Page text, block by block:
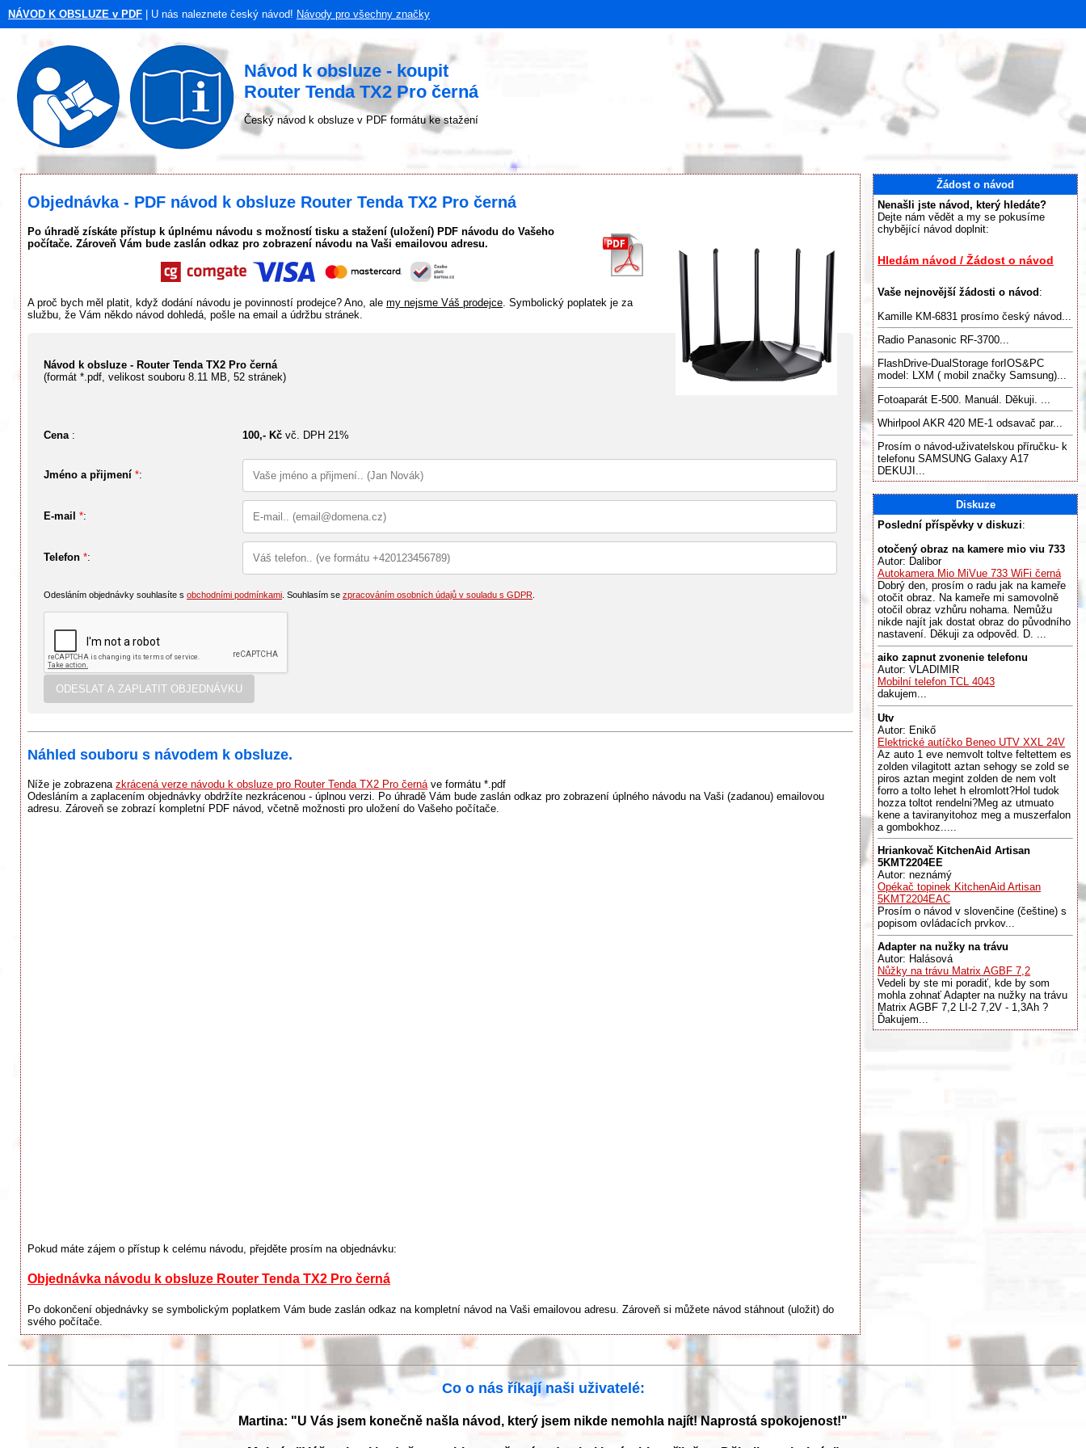
NÁVOD K OBSLUZE v PDF | U nás naleznete český návod! Návody pro všechny značky
Návod k obsluze - koupit
Router Tenda TX2 Pro černá
Český návod k obsluze v PDF formátu ke stažení
Objednávka - PDF návod k obsluze Router Tenda TX2 Pro černá
Po úhradě získáte přístup k úplnému návodu s možností tisku a stažení (uložení) PDF návodu do Vašeho
počítače. Zároveň Vám bude zaslán odkaz pro zobrazení návodu na Vaši emailovou adresu.
A proč bych měl platit, když dodání návodu je povinností prodejce? Ano, ale my nejsme Váš prodejce . Symbolický poplatek je za
službu, že Vám někdo návod dohledá, pošle na email a údržbu stránek.
Návod k obsluze - Router Tenda TX2 Pro černá
(formát *.pdf, velikost souboru 8.11 MB , 52 stránek)
Cena : 100,- Kčvč. DPH 21%
Jméno a přijmení *:
E-mail *:
Telefon *:
Odesláním objednávky souhlasíte s obchodními podmínkami . Souhlasím se zpracováním osobních údajů v souladu s GDPR
Náhled souboru s návodem k obsluze.
Níže je zobrazena zkrácená verze návodu k obsluze pro Router Tenda TX2 Pro černá ve formátu *.pdf
Odesláním a zaplacením objednávky obdržíte nezkrácenou - úplnou verzi. Po úhradě Vám bude zaslán odkaz pro zobrazení úplného návodu na Vaši (zadanou) emailovou
adresu. Zároveň se zobrazí kompletní PDF návod, včetně možnosti pro uložení do Vašeho počítače.
Pokud máte zájem o přístup k celému návodu, přejděte prosím na objednávku:
Objednávka návodu k obsluze Router Tenda TX2 Pro černá
Po dokončení objednávky se symbolickým poplatkem Vám bude zaslán odkaz na kompletní návod na Vaši emailovou adresu. Zároveň si můžete návod stáhnout (uložit) do
svého počítače.
Žádost o návod
Nenašli jste návod, který hledáte?
Dejte nám vědět a my se pokusíme
chybějící návod doplnit:
Hledám návod / Žádost o návod
Vaše nejnovější žádosti o návod :
Kamille KM-6831 prosímo český návod...
Radio Panasonic RF-3700...
FlashDrive-DualStorage forIOS&PC
model: LXM ( mobil značky Samsung)...
Fotoaparát E-500. Manuál. Děkuji. ...
Whirlpool AKR 420 ME-1 odsavač par...
Prosím o návod-uživatelskou příručku- k
telefonu SAMSUNG Galaxy A17
DEKUJI...
Diskuze
Poslední příspěvky v diskuzi:
otočený obraz na kamere mio viu 733
Autor: Dalibor
Autokamera Mio MiVue 733 WiFi černá
Dobrý den, prosím o radu jak na kameře
otočit obraz. Na kameře mi samovolně
otočil obraz vzhůru nohama. Nemůžu
nikde najít jak dostat obraz do původního
nastavení. Děkuji za odpověd. D. ...
aiko zapnut zvonenie telefonu
Autor: VLADIMIR
Mobilní telefon TCL 4043
dakujem...
Utv
Autor: Enikő
Elektrické autíčko Beneo UTV XXL 24V
Az auto 1 eve nemvolt toltve feltettem es
zolden vilagitott aztan sehogy se zold se
piros aztan megint zolden de nem volt
forro a tolto lehet h elromlott?Hol tudok
hozza toltot rendelni?Meg az utmuato
kene a taviranyitohoz meg a muszerfalon
a gombokhoz.....
Hriankovač KitchenAid Artisan
5KMT2204EE
Autor: neznámý
Opékač topinek KitchenAid Artisan
5KMT2204EAC
Prosím o návod v slovenčine (češtine) s
popisom ovládacích prvkov...
Adapter na nužky na trávu
Autor: Halásová
Nůžky na trávu Matrix AGBF 7,2
Vedeli by ste mi poradiť, kde by som
mohla zohnať Adapter na nužky na trávu
Matrix AGBF 7,2 LI-2 7,2V - 1,3Ah ?
Ďakujem...
Co o nás říkají naši uživatelé:
Martina: "U Vás jsem konečně našla návod, který jsem nikde nemohla najít! Naprostá spokojenost!"